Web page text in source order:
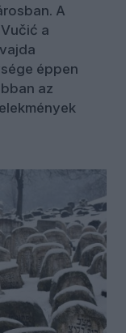
A
a
éppen
az